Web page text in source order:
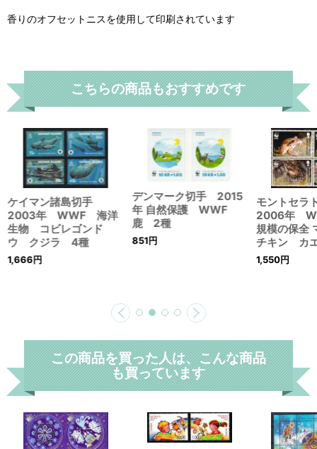
香りのオフセットニスを使用して印刷されています
こちらの商品もおすすめです
ケイマン諸島切手
2003年 WWF 海洋
生物 コビレゴンド
ウ クジラ 4種
1,666円
デンマーク切手 2015
年 自然保護 WWF
鹿 2種
851円
モントセ
2006年
規模の保全
チキン カ
1,550円
この商品を買った人は、こんな商品
も買っています